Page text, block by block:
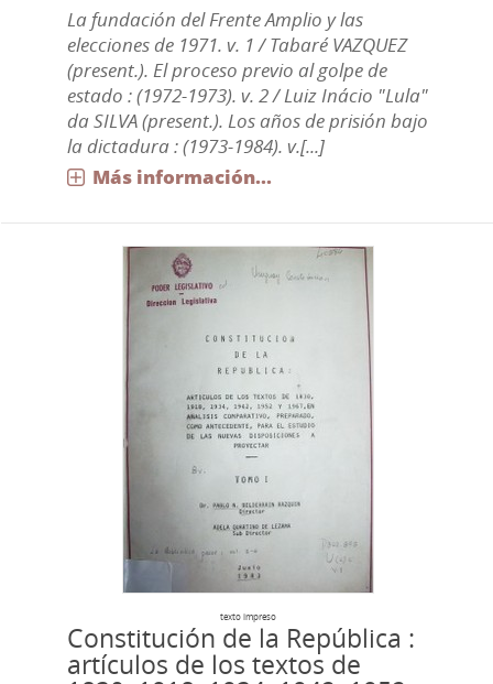
La fundación del Frente Amplio y las
elecciones de 1971. v. 1 / Tabaré VAZQUEZ
(present.). El proceso previo al golpe de
estado : (1972-1973). v. 2 / Luiz Inácio "Lula"
da SILVA (present.). Los años de prisión bajo
la dictadura : (1973-1984). v.[...]
Más información...
texto impreso
Constitución de la República :
artículos de los textos de